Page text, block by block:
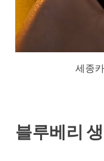
세종
블루베리